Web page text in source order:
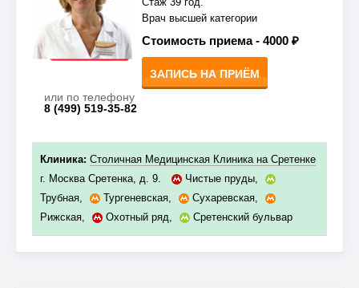
Врач высшей категории
Стоимость приема - 4000 ₽
ЗАПИСЬ НА ПРИЁМ
или по телефону
8 (499) 519-35-82
Клиника: Столичная Медицинская Клиника на Сретенке
г. Москва Сретенка, д. 9.
Чистые пруды,
Трубная, Тургеневская, Сухаревская,
Рижская, Охотный ряд, Сретенский бульвар